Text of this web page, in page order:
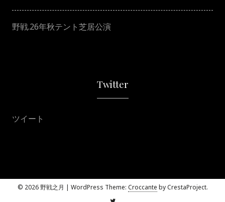
野戦.26年秋テント芝居公演
Twitter
ツイート
© 2026 野戦之月 | WordPress Theme: Croccante by CrestaProject.
Twitter